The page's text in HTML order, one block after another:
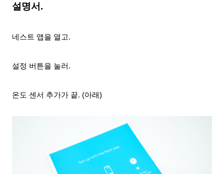
설명서.
네스트 앱을 열고.
설정 버튼을 눌러.
온도 센서 추가가 끝. (아래)